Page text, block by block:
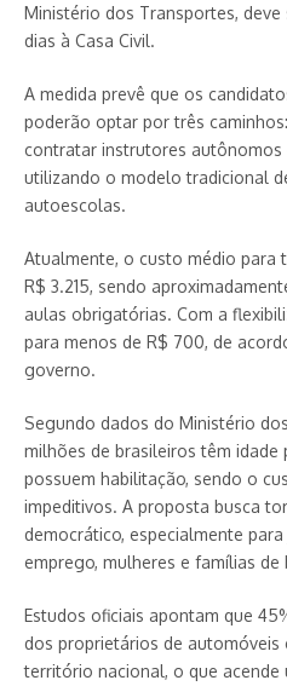
Ministério dos Transportes,
dias à Casa Civil.
A medida prevê que os
poderão optar por três
contratar instrutores
utilizando o modelo tradicional
autoescolas.
Atualmente, o custo médio para
R$ 3.215, sendo
aulas obrigatórias. Com a
para menos de R$ 700, de
governo.
Segundo dados do Ministério
milhões de brasileiros têm idade
possuem habilitação, sendo o
impeditivos. A proposta busca
democrático, especialmente
emprego, mulheres e famílias de
Estudos oficiais apontam que
dos proprietários de automóveis
território nacional, o que acende